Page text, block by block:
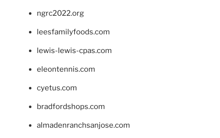
ngrc2022.org
leesfamilyfoods.com
lewis-lewis-cpas.com
eleontennis.com
cyetus.com
bradfordshops.com
almadenranchsanjose.com